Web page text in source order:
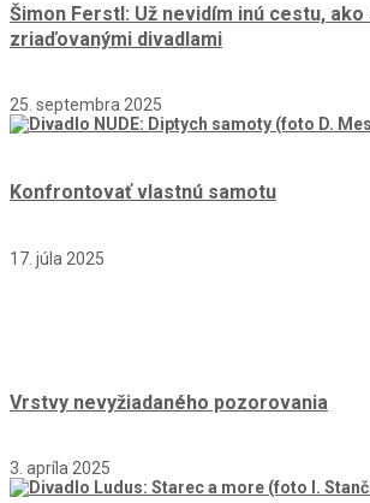
Šimon Ferstl: Už nevidím inú cestu,
zriaďovanými divadlami
25. septembra 2025
Konfrontovať vlastnú samotu
17. júla 2025
Vrstvy nevyžiadaného pozorovania
3. apríla 2025